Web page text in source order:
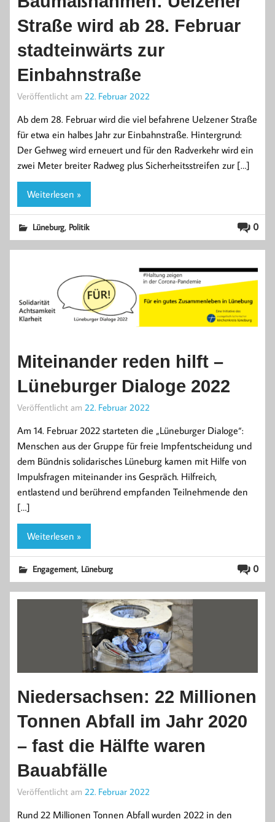
Straße wird ab 28. Februar
stadteinwärts zur
Einbahnstraße
Veröffentlicht am 22. Februar 2022
Ab dem 28. Februar wird die viel befahrene Uelzener Straße
für etwa ein halbes Jahr zur Einbahnstraße. Hintergrund:
Der Gehweg wird erneuert und für den Radverkehr wird ein
zwei Meter breiter Radweg plus Sicherheitsstreifen zur […]
Weiterlesen »
0
Lüneburg, Politik
Miteinander reden hilft –
Lüneburger Dialoge 2022
Veröffentlicht am 22. Februar 2022
Am 14. Februar 2022 starteten die „Lüneburger Dialoge“:
Menschen aus der Gruppe für freie Impfentscheidung und
dem Bündnis solidarisches Lüneburg kamen mit Hilfe von
Impulsfragen miteinander ins Gespräch. Hilfreich,
entlastend und berührend empfanden Teilnehmende den
[…]
Weiterlesen »
0
Engagement, Lüneburg
Niedersachsen: 22 Millionen
Tonnen Abfall im Jahr 2020
– fast die Hälfte waren
Bauabfälle
Veröffentlicht am 22. Februar 2022
Rund 22 Millionen Tonnen Abfall wurden 2022 in den